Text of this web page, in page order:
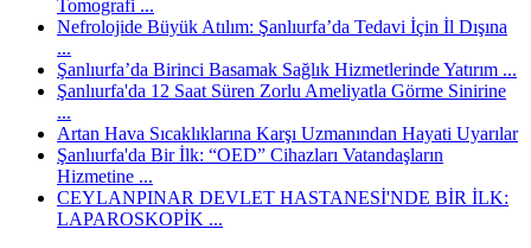
Tomografi ...
Nefrolojide Büyük Atılım: Şanlıurfa’da Tedavi İçin İl Dışına
...
Şanlıurfa’da Birinci Basamak Sağlık Hizmetlerinde Yatırım ...
Şanlıurfa'da 12 Saat Süren Zorlu Ameliyatla Görme Sinirine
...
Artan Hava Sıcaklıklarına Karşı Uzmanından Hayati Uyarılar
Şanlıurfa'da Bir İlk: “OED” Cihazları Vatandaşların
Hizmetine ...
CEYLANPINAR DEVLET HASTANESİ'NDE BİR İLK:
LAPAROSKOPİK ...